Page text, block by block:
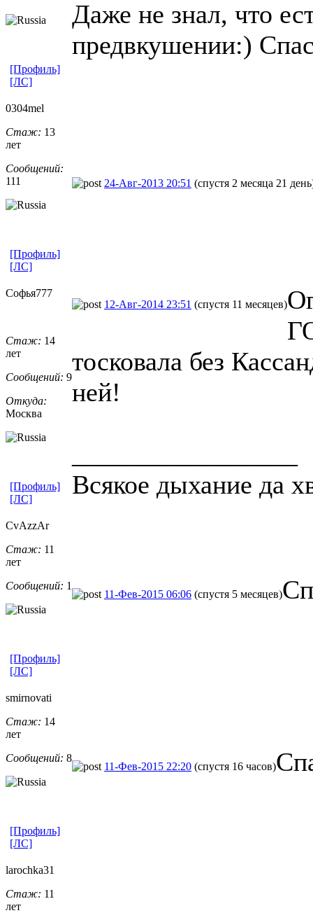
Даже не знал, что
предвкушении:)
[Профиль]
[ЛС]
0304mel
Стаж: 13
лет
Сообщений:
111
24-Авг-2013 20:51 (спустя 2 месяца 21
[Профиль]
[ЛС]
Софья777
Стаж: 14
лет
Сообщений: 9
Откуда:
Москва
12-Авг-2014 23:51 (спустя 11 месяцев)
тосковала без
ней!
Всякое дыхание да
[Профиль]
[ЛС]
CvAzzAr
Стаж: 11
лет
Сообщений: 1
11-Фев-2015 06:06 (спустя 5 месяцев)
[Профиль]
[ЛС]
smirnovati
Стаж: 14
лет
Сообщений: 8
11-Фев-2015 22:20 (спустя 16 часов)
[Профиль]
[ЛС]
larochka31
Стаж: 11
лет